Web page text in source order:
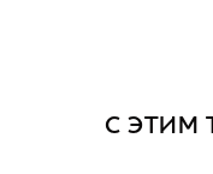
С ЭТИМ